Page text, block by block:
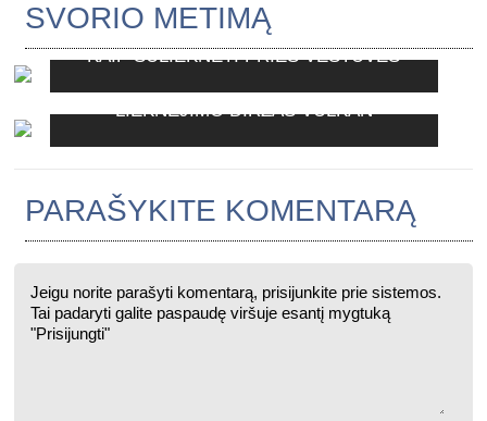
SVORIO METIMĄ
KAIP SULIEKNĖTI PRIEŠ VESTUVES
LIEKNĖJIMO DIRŽAS VULKAN
PARAŠYKITE KOMENTARĄ